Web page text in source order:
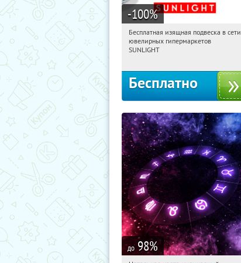
-100%
12:00:21 Получили:7877
Москва, Россия
Бесплатная изящная подвеска в сети
ювелирных гипермаркетов
SUNLIGHT
Бесплатно
до 98%